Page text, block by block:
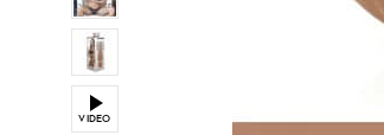
VIDEO